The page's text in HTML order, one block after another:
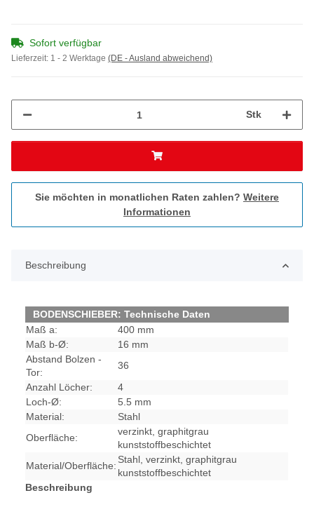
Sofort verfügbar
Lieferzeit: 1 - 2 Werktage (DE - Ausland abweichend)
Stk
Sie möchten in monatlichen Raten zahlen? Weitere
Informationen
Beschreibung
BODENSCHIEBER: Technische Daten
Maß a:
400 mm
Maß b-Ø:
16 mm
Abstand Bolzen -
Tor:
36
Anzahl Löcher:
4
Loch-Ø:
5.5 mm
Material:
Stahl
Oberfläche:
verzinkt, graphitgrau
kunststoffbeschichtet
Material/Oberfläche:
Stahl, verzinkt, graphitgrau
kunststoffbeschichtet
Beschreibung